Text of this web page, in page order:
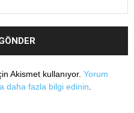
Akismet kullanıyor. Yorum
daha fazla bilgi edinin